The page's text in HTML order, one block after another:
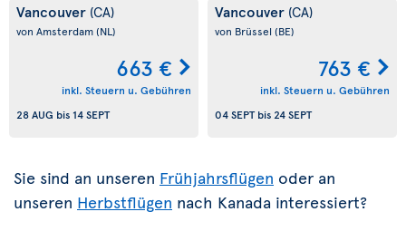
Vancouver (CA)
von Amsterdam(NL)
663 €
inkl. Steuern u. Gebühren
28 AUG bis 14 SEPT
Vancouver (CA)
von Brüssel (BE)
763 €
inkl. Steuern u. Gebühren
04 SEPTbis24 SEPT
Sie sind an unseren Frühjahrsflügen oder an
unseren Herbstflügen nach Kanada interessiert?